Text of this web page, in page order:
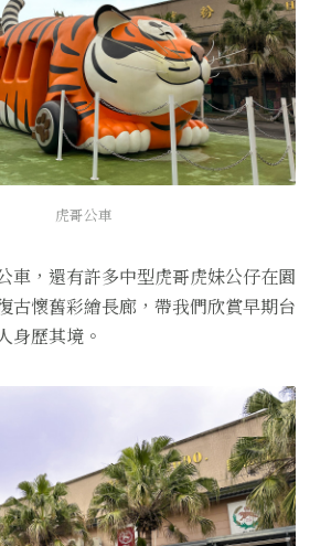
虎哥公車
車，還有許多中型虎哥虎妹公仔在園
古懷舊彩繪長廊，帶我們欣賞早期台
身歷其境。